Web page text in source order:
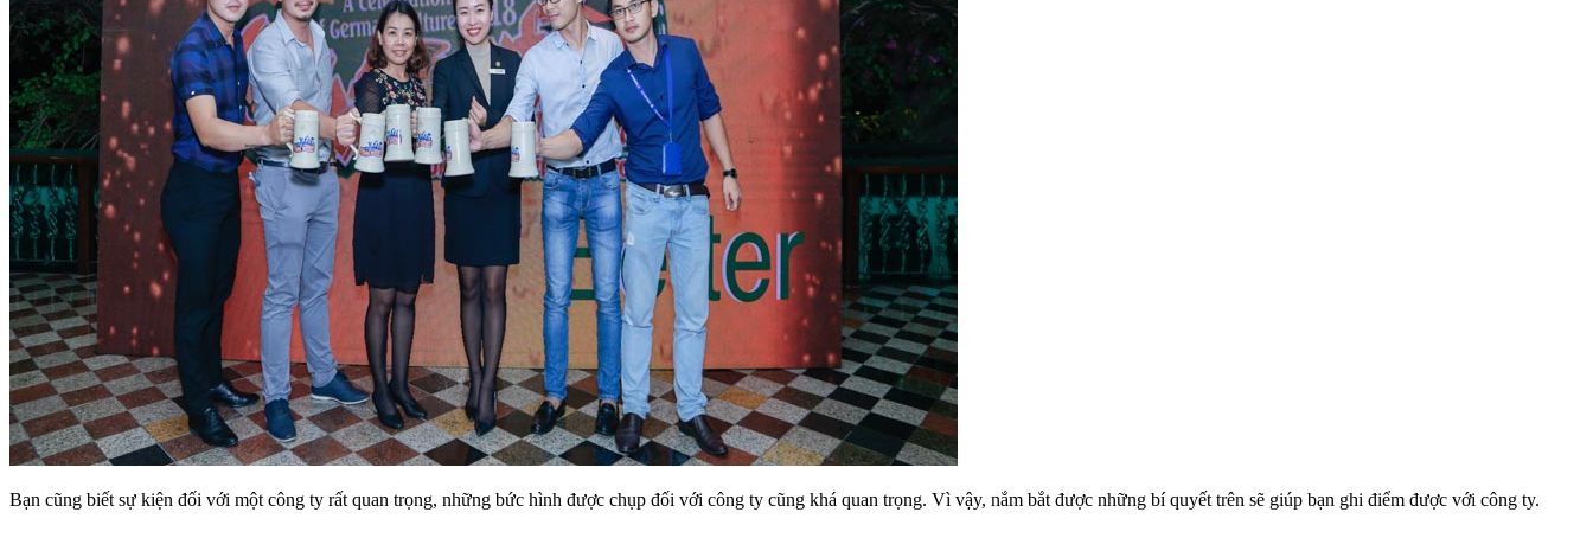
Bạn cũng biết sự kiện đối với một công ty rất quan trọng, những bức hình được chụp đối với công ty cũng khá quan trọng. Vì vậy, nắm bắt được những bí quyết trên sẽ giúp bạn ghi điểm được với công ty.